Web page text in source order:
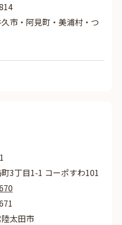
市・阿見町・美浦村・つ
3丁目1-1 コーポすわ101
太田市